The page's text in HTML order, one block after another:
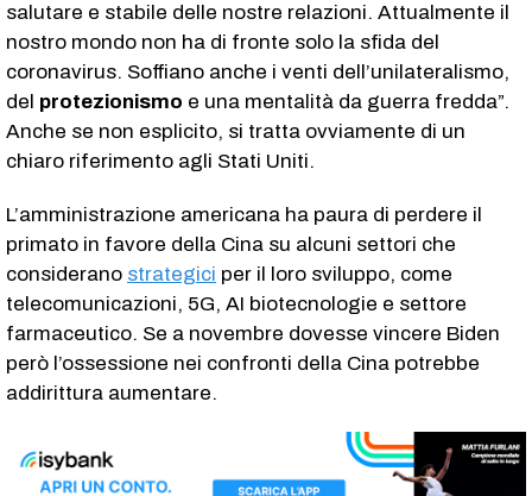
salutare e stabile delle nostre relazioni. Attualmente il
nostro mondo non ha di fronte solo la sfida del
coronavirus. Soffiano anche i venti dell’unilateralismo,
del protezionismo e una mentalità da guerra fredda”.
Anche se non esplicito, si tratta ovviamente di un
chiaro riferimento agli Stati Uniti.
L’amministrazione americana ha paura di perdere il
primato in favore della Cina su alcuni settori che
considerano strategici per il loro sviluppo, come
telecomunicazioni, 5G, AI biotecnologie e settore
farmaceutico. Se a novembre dovesse vincere Biden
però l’ossessione nei confronti della Cina potrebbe
addirittura aumentare.